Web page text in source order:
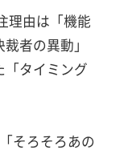
理由は「機能
者の異動」
「タイミング
そろそろあの